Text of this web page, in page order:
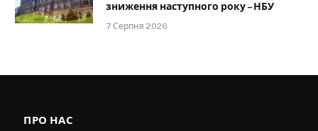
зниження наступного року – НБУ
7 Серпня 2026
ПРО НАС